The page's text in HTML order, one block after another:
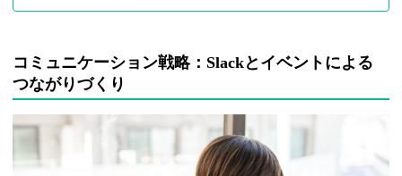
コミュニケーション戦略：Slackとイベントによる
つながりづくり